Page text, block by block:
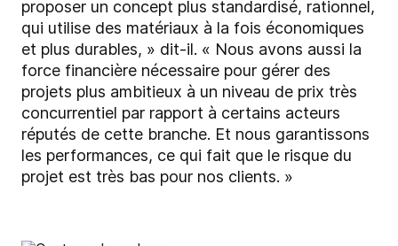
proposer un concept plus standardisé, rationnel,
qui utilise des matériaux à la fois économiques
et plus durables, » dit-il. « Nous avons aussi la
force financière nécessaire pour gérer des
projets plus ambitieux à un niveau de prix très
concurrentiel par rapport à certains acteurs
réputés de cette branche. Et nous garantissons
les performances, ce qui fait que le risque du
projet est très bas pour nos clients. »